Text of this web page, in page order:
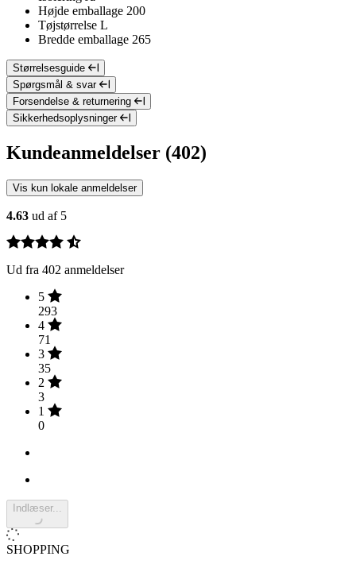
Højde emballage 200
Tøjstørrelse L
Bredde emballage 265
Størrelsesguide
Spørgsmål & svar
Forsendelse & returnering
Sikkerhedsoplysninger
Kundeanmeldelser (402)
Vis kun lokale anmeldelser
4.63 ud af 5
Ud fra 402 anmeldelser
5
293
4
71
3
35
2
3
1
0
Indlæser...
SHOPPING